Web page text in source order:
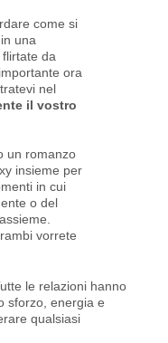
come si
una
da
ora
nel
il vostro
un romanzo
insieme per
in cui
o del
vorrete
le relazioni hanno
sforzo, energia e
qualsiasi